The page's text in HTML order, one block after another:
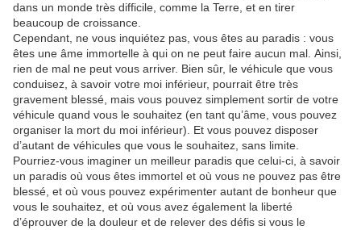
dans un monde très difficile, comme la Terre, et en tirer
beaucoup de croissance.
Cependant, ne vous inquiétez pas, vous êtes au paradis : vous
êtes une âme immortelle à qui on ne peut faire aucun mal. Ainsi,
rien de mal ne peut vous arriver. Bien sûr, le véhicule que vous
conduisez, à savoir votre moi inférieur, pourrait être très
gravement blessé, mais vous pouvez simplement sortir de votre
véhicule quand vous le souhaitez (en tant qu’âme, vous pouvez
organiser la mort du moi inférieur). Et vous pouvez disposer
d’autant de véhicules que vous le souhaitez, sans limite.
Pourriez-vous imaginer un meilleur paradis que celui-ci, à savoir
un paradis où vous êtes immortel et où vous ne pouvez pas être
blessé, et où vous pouvez expérimenter autant de bonheur que
vous le souhaitez, et où vous avez également la liberté
d’éprouver de la douleur et de relever des défis si vous le